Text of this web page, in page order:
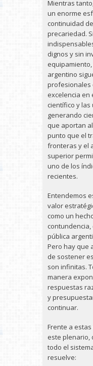
Mientras
un enorme
continuidad
precariedad.
dignos y sin
argentino
profesionales
excelencia en
científico y
generando
que aportan
punto que el
fronteras y el
superior
uno de los
recientes.
Entendemos
valor
como un
pública
Pero hay que
de sostener
son infinitas.
manera
respuestas
y
continuar.
Frente a
este plenario,
todo el
resuelve: